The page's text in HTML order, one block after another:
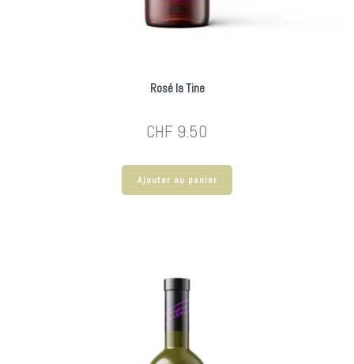
Rosé la Tine
CHF 9.50
Ajouter au panier